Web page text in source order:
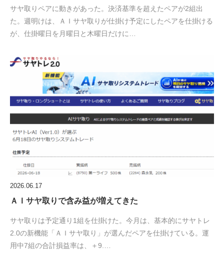
サヤ取りペアに動きがあった。決済基準を超えたペアが2組出
た。週明けは、ＡＩサヤ取りが仕掛け予定にしたペアを仕掛ける
が、仕掛曜日を月曜日と木曜日だけに…
2026.06.17
ＡＩサヤ取りで含み益が増えてきた
サヤ取りは予定通り1組を仕掛けた。今月は、基本的にサヤトレ
2.0の新機能「ＡＩサヤ取り」が選んだペアを仕掛けている。運
用中7組の合計損益率は、＋9.…